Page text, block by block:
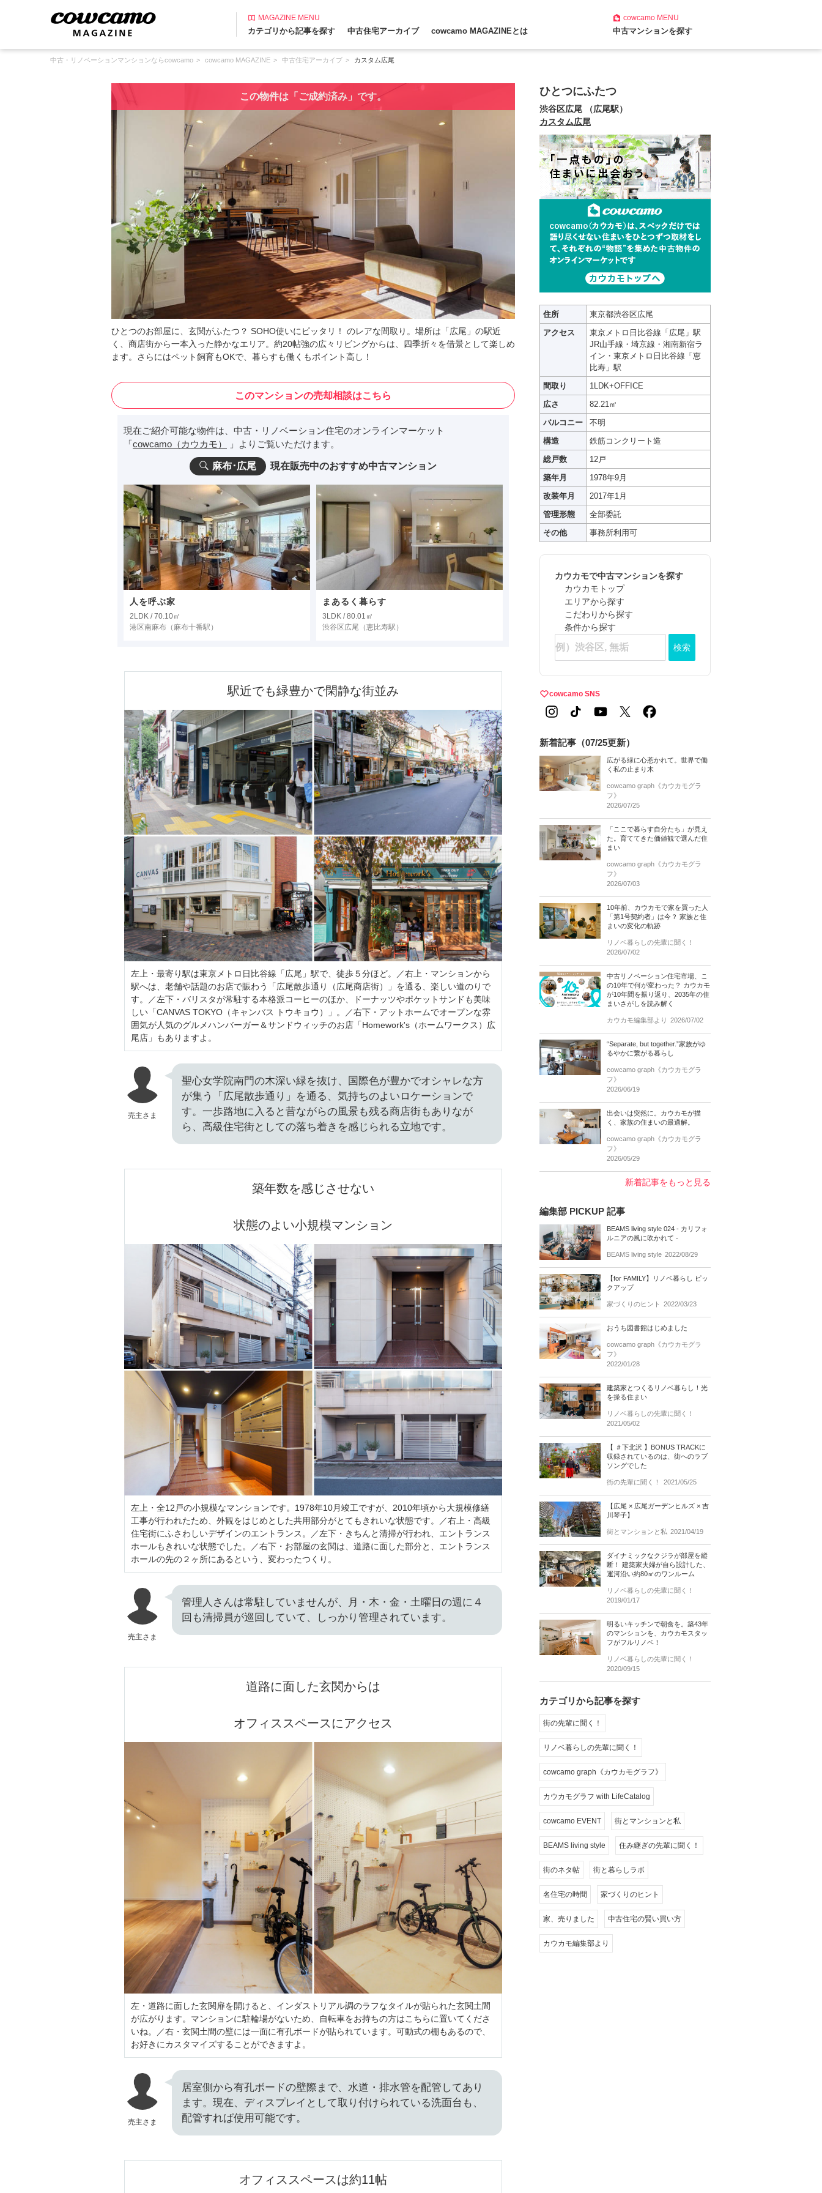
MAGAZINE MENU
カテゴリから記事を探す 中古住宅アーカイブ cowcamo MAGAZINEとは
cowcamoMENU
中古マンションを探す
中古・リノベーションマンションならcowcamo cowcamo MAGAZINE 中古住宅アーカイブ カスタム広尾
この物件は「ご成約済み」です。
ひとつのお部屋に、玄関がふたつ？ SOHO使いにピッタリ！ のレアな間取り。場所は「広尾」の駅近
く、商店街から一本入った静かなエリア。約20帖強の広々リビングからは、四季折々を借景として楽しめ
ます。さらにはペット飼育もOKで、暮らすも働くもポイント高し！
このマンションの売却相談はこちら
現在ご紹介可能な物件は、中古・リノベーション住宅のオンラインマーケット
「cowcamo（カウカモ） 」よりご覧いただけます。
麻布･広尾 現在販売中のおすすめ中古マンション
人を呼ぶ家
2LDK / 70.10㎡
港区南麻布 （麻布十番駅）
まあるく暮らす
3LDK / 80.01㎡
渋谷区広尾 （恵比寿駅）
駅近でも緑豊かで閑静な街並み
左上・最寄り駅は東京メトロ日比谷線「広尾」駅で、徒歩５分ほど。／右上・マンションから
駅へは、老舗や話題のお店で賑わう「広尾散歩通り（広尾商店街）」を通る、楽しい道のりで
す。／左下・バリスタが常駐する本格派コーヒーのほか、ドーナッツやポケットサンドも美味
しい「CANVAS TOKYO（キャンバス トウキョウ）」。／右下・アットホームでオープンな雰
囲気が人気のグルメハンバーガー＆サンドウィッチのお店「Homework's（ホームワークス）広
尾店」もありますよ。
売主さま
聖心女学院南門の木深い緑を抜け、国際色が豊かでオシャレな方
が集う「広尾散歩通り」を通る、気持ちのよいロケーションで
す。一歩路地に入ると昔ながらの風景も残る商店街もありなが
ら、高級住宅街としての落ち着きを感じられる立地です。
築年数を感じさせない
状態のよい小規模マンション
左上・全12戸の小規模なマンションです。1978年10月竣工ですが、2010年頃から大規模修繕
工事が行われたため、外観をはじめとした共用部分がとてもきれいな状態です。／右上・高級
住宅街にふさわしいデザインのエントランス。／左下・きちんと清掃が行われ、エントランス
ホールもきれいな状態でした。／右下・お部屋の玄関は、道路に面した部分と、エントランス
ホールの先の２ヶ所にあるという、変わったつくり。
売主さま
管理人さんは常駐していませんが、月・木・金・土曜日の週に４
回も清掃員が巡回していて、しっかり管理されています。
道路に面した玄関からは
オフィススペースにアクセス
左・道路に面した玄関扉を開けると、インダストリアル調のラフなタイルが貼られた玄関土間
が広がります。マンションに駐輪場がないため、自転車をお持ちの方はこちらに置いてくださ
いね。／右・玄関土間の壁には一面に有孔ボードが貼られています。可動式の棚もあるので、
お好きにカスタマイズすることができますよ。
売主さま
居室側から有孔ボードの壁際まで、水道・排水管を配管してあり
ます。現在、ディスプレイとして取り付けられている洗面台も、
配管すれば使用可能です。
オフィススペースは約11帖
ひとつにふたつ
渋谷区広尾 （広尾駅）
カスタム広尾
住所
東京都渋谷区広尾
アクセス
東京メトロ日比谷線「広尾」駅
JR山手線・埼京線・湘南新宿ラ
イン・東京メトロ日比谷線「恵
比寿」駅
間取り
1LDK+OFFICE
広さ
82.21㎡
バルコニー
不明
構造
鉄筋コンクリート造
総戸数
12戸
築年月
1978年9月
改装年月
2017年1月
管理形態
全部委託
その他
事務所利用可
カウカモで中古マンションを探す
カウカモトップ
エリアから探す
こだわりから探す
条件から探す
検索
cowcamo SNS
新着記事（07/25更新）
広がる緑に心惹かれて。世界で働
く私の止まり木
cowcamo graph《カウカモグラ
フ》
2026/07/25
「ここで暮らす自分たち」が見え
た。育ててきた価値観で選んだ住
まい
cowcamo graph《カウカモグラ
フ》
2026/07/03
10年前、カウカモで家を買った人
「第1号契約者」は今？ 家族と住
まいの変化の軌跡
リノベ暮らしの先輩に聞く！
2026/07/02
中古リノベーション住宅市場、こ
の10年で何が変わった？ カウカモ
が10年間を振り返り、2035年の住
まいさがしを読み解く
カウカモ編集部より 2026/07/02
“Separate, but together.”家族がゆ
るやかに繋がる暮らし
cowcamo graph《カウカモグラ
フ》
2026/06/19
出会いは突然に。カウカモが描
く、家族の住まいの最適解。
cowcamo graph《カウカモグラ
フ》
2026/05/29
新着記事をもっと見る
編集部 PICKUP 記事
BEAMS living style 024 - カリフォ
ルニアの風に吹かれて -
BEAMS living style 2022/08/29
【for FAMILY】リノベ暮らし ピッ
クアップ
家づくりのヒント 2022/03/23
おうち図書館はじめました
cowcamo graph《カウカモグラ
フ》
2022/01/28
建築家とつくるリノベ暮らし！光
を操る住まい
リノベ暮らしの先輩に聞く！
2021/05/02
【 ＃下北沢 】BONUS TRACKに
収録されているのは、街へのラブ
ソングでした
街の先輩に聞く！ 2021/05/25
【広尾 × 広尾ガーデンヒルズ × 吉
川琴子】
街とマンションと私 2021/04/19
ダイナミックなクジラが部屋を縦
断！ 建築家夫婦が自ら設計した、
運河沿い約80㎡のワンルーム
リノベ暮らしの先輩に聞く！
2019/01/17
明るいキッチンで朝食を。築43年
のマンションを、カウカモスタッ
フがフルリノベ！
リノベ暮らしの先輩に聞く！
2020/09/15
カテゴリから記事を探す
街の先輩に聞く！
リノベ暮らしの先輩に聞く！
cowcamo graph《カウカモグラフ》
カウカモグラフ with LifeCatalog
cowcamo EVENT 街とマンションと私
BEAMS living style 住み継ぎの先輩に聞く！
街のネタ帖 街と暮らしラボ
名住宅の時間 家づくりのヒント
家、売りました 中古住宅の賢い買い方
カウカモ編集部より